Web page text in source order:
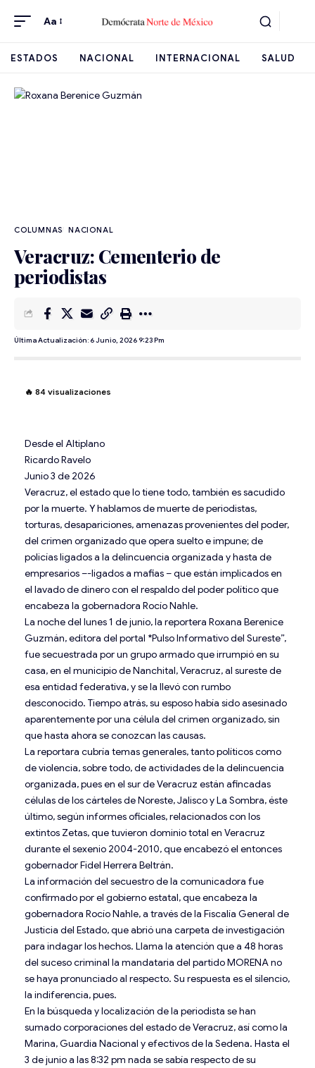
Aa
ESTADOS NACIONAL INTERNACIONAL SALUD
NACIONAL
Veracruz: Cementerio de
periodistas
Última Actualización: 6 Junio, 2026 9:23 Pm
🔥 84 visualizaciones
Desde el Altiplano
Ricardo Ravelo
Junio 3 de 2026
Veracruz, el estado que lo tiene todo, también es sacudido
por la muerte. Y hablamos de muerte de periodistas,
torturas, desapariciones, amenazas provenientes del poder,
del crimen organizado que opera suelto e impune; de
policías ligados a la delincuencia organizada y hasta de
empresarios –-ligados a mafias – que están implicados en
el lavado de dinero con el respaldo del poder político que
encabeza la gobernadora Rocío Nahle.
La noche del lunes 1 de junio, la reportera Roxana Berenice
Guzmán, editora del portal *Pulso Informativo del Sureste”,
fue secuestrada por un grupo armado que irrumpió en su
casa, en el municipio de Nanchital, Veracruz, al sureste de
esa entidad federativa, y se la llevó con rumbo
desconocido. Tiempo atrás, su esposo había sido asesinado
aparentemente por una célula del crimen organizado, sin
que hasta ahora se conozcan las causas.
La reportara cubría temas generales, tanto políticos como
de violencia, sobre todo, de actividades de la delincuencia
organizada, pues en el sur de Veracruz están afincadas
células de los cárteles de Noreste, Jalisco y La Sombra, éste
último, según informes oficiales, relacionados con los
extintos Zetas, que tuvieron dominio total en Veracruz
durante el sexenio 2004-2010, que encabezó el entonces
gobernador Fidel Herrera Beltrán.
La información del secuestro de la comunicadora fue
confirmado por el gobierno estatal, que encabeza la
gobernadora Rocío Nahle, a través de la Fiscalía General de
Justicia del Estado, que abrió una carpeta de investigación
para indagar los hechos. Llama la atención que a 48 horas
del suceso criminal la mandataria del partido MORENA no
se haya pronunciado al respecto. Su respuesta es el silencio,
la indiferencia, pues.
En la búsqueda y localización de la periodista se han
sumado corporaciones del estado de Veracruz, así como la
Marina, Guardia Nacional y efectivos de la Sedena. Hasta el
3 de junio a las 8:32 pm nada se sabía respecto de su